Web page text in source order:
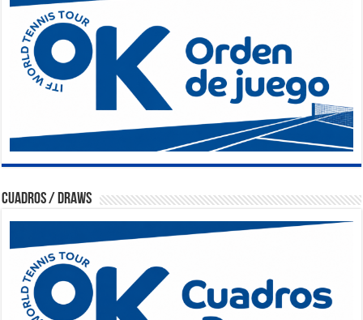
Cuadros / Draws